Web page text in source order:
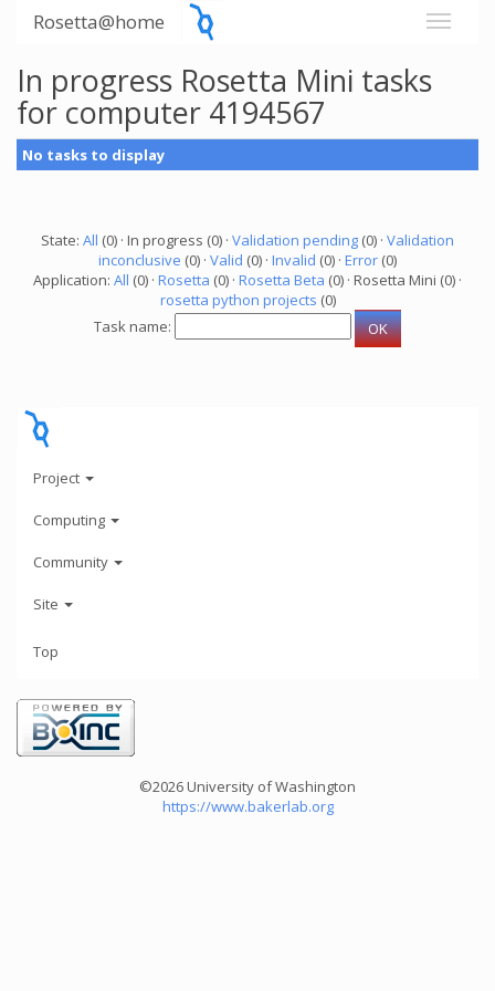
Rosetta@home
In progress Rosetta Mini tasks
for computer 4194567
No tasks to display
State: All (0) · In progress (0) · Validation pending (0) · Validation
inconclusive (0) · Valid (0) · Invalid (0) · Error (0)
Application: All (0) · Rosetta (0) · Rosetta Beta (0) · Rosetta Mini (0) ·
rosetta python projects (0)
Task name:
Project
Computing
Community
Site
Top
©2026 University of Washington
https://www.bakerlab.org